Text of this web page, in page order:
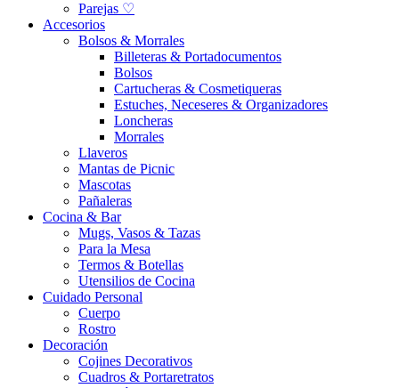
Parejas ♡
Accesorios
Bolsos & Morrales
Billeteras & Portadocumentos
Bolsos
Cartucheras & Cosmetiqueras
Estuches, Neceseres & Organizadores
Loncheras
Morrales
Llaveros
Mantas de Picnic
Mascotas
Pañaleras
Cocina & Bar
Mugs, Vasos & Tazas
Para la Mesa
Termos & Botellas
Utensilios de Cocina
Cuidado Personal
Cuerpo
Rostro
Decoración
Cojines Decorativos
Cuadros & Portaretratos